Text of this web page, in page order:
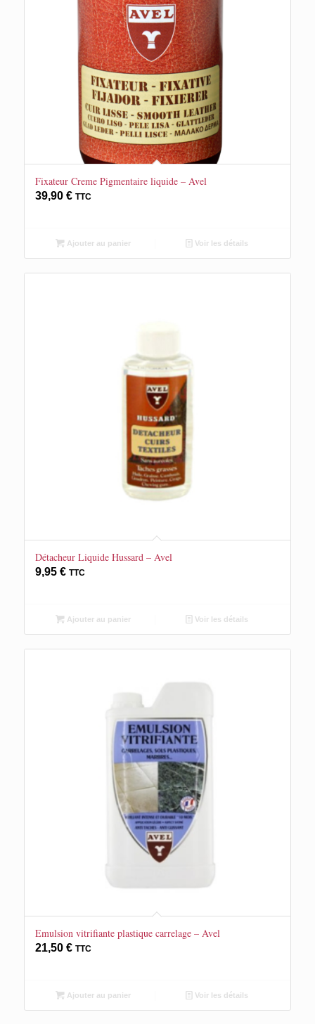
Fixateur Creme Pigmentaire liquide – Avel
39,90 € TTC
Ajouter au panier Voir les détails
Détacheur Liquide Hussard – Avel
9,95 € TTC
Ajouter au panier Voir les détails
Emulsion vitrifiante plastique carrelage – Avel
21,50 € TTC
Ajouter au panier Voir les détails